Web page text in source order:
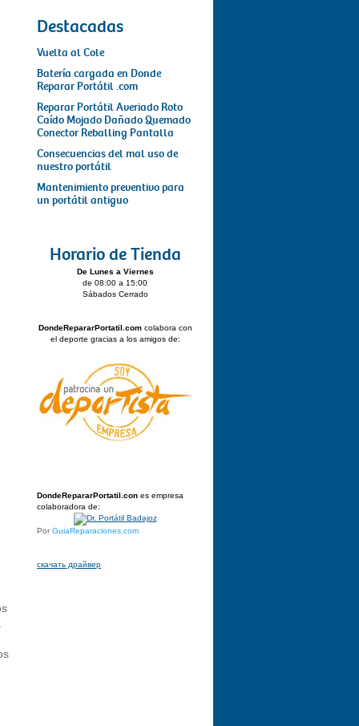
Destacadas
Vuelta al Cole
Batería cargada en Donde
Reparar Portátil .com
Reparar Portátil Averiado Roto
Caído Mojado Dañado Quemado
Conector Reballing Pantalla
Consecuencias del mal uso de
nuestro portátil
Mantenimiento preventivo para
un portátil antiguo
Horario de Tienda
De Lunes a Viernes
de 08:00 a 15:00
Sábados Cerrado
DondeRepararPortatil.comcolabora con
el deporte gracias a los amigos de:
DondeRepararPortatil.con es empresa
colaboradora de:
Por GuiaReparaciones.com
скачать драйвер